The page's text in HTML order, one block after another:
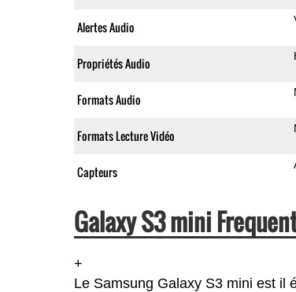
Alertes Audio
Propriétés Audio
Formats Audio
Formats Lecture Vidéo
Capteurs
Galaxy S3 mini
+
Le Samsung Galaxy S3 mini est il